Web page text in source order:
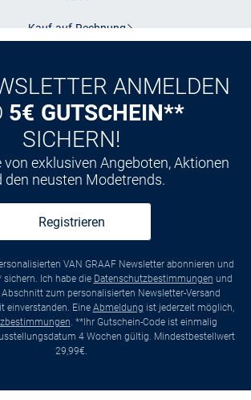
Kauf auf Rechnung
ANMELDEN
5€ GUTSCHEIN**
SICHERN!
von exklusiven Angeboten, Aktionen
den neusten Modetrends.
Registrieren
VAN GRAAF Newsletter abonnieren und
Ich habe die Datenschutzbestimmungen und
zum personalisierten Newsletter-Versand
einverstanden. Eine Abmeldung ist jederzeit möglich,
. **Ihr Gutschein-Code ist einmalig
4 Wochen gültig. Mindestbestellwert
29,99€.